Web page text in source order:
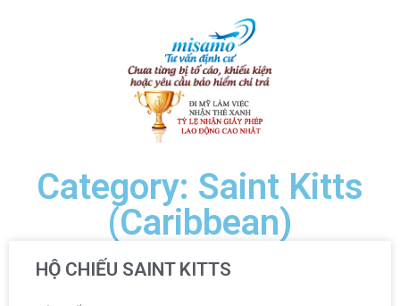
Category: Saint Kitts
(Caribbean)
HỘ CHIẾU SAINT KITTS